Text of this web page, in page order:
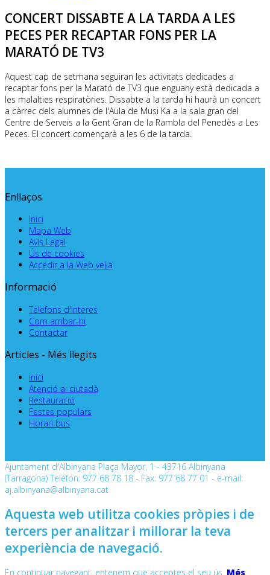
CONCERT DISSABTE A LA TARDA A LES
PECES PER RECAPTAR FONS PER LA
MARATÓ DE TV3
Aquest cap de setmana seguiran les activitats dedicades a
recaptar fons per la Marató de TV3 que enguany està dedicada a
les malalties respiratòries. Dissabte a la tarda hi haurà un concert
a càrrec dels alumnes de l'Aula de Musi Ka a la sala gran del
Centre de Serveis a la Gent Gran de la Rambla del Penedès a Les
Peces. El concert començarà a les 6 de la tarda.
Enllaços
Inici
Mapa Web
Avís Legal
Ús de cookies
Accedir a la Web vella
Informació
Telefons d'interes
Com arribar-hi
Contactar
Articles - Més llegits
inici
Atenció al ciutadà
Restauració
Festes populars
Horari bus
Ajuntament d'Albinyana Plaça Mayor, 1 - 43716 Albinyana
(Tarragona) Telèfon: 977 68 78 18 - Fax: 977 68 77 01 - e-mail:
aj.albinyana@albinyana.cat
Aquesta web utilitza cookies pròpies i de
tercers per analitzar i millorar la teva
experiència de navegació.
En continuar navegant, entenem que acceptes el seu ús. Més